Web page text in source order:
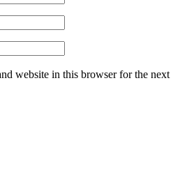
website in this browser for the next